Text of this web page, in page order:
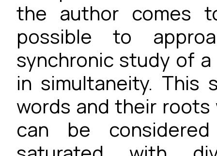
the author comes
possible to
synchronic study of
in simultaneity. This
words and their
can be